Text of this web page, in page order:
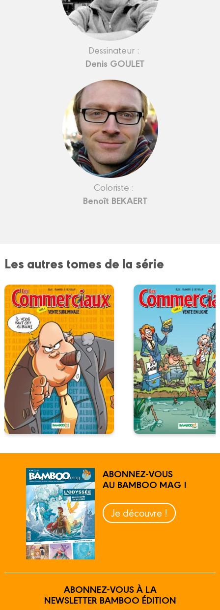
Dessinateur :
Denis GOULET
Coloriste :
Benoît BEKAERT
Les autres tomes de la série
ABONNEZ-VOUS
AU BAMBOO MAG !
Je découvre !
ABONNEZ-VOUS À LA
NEWSLETTER BAMBOO ÉDITION